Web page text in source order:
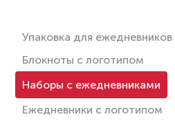
Упаковка для ежедневников
Блокноты с логотипом
Наборы с ежедневниками
Ежедневники с логотипом